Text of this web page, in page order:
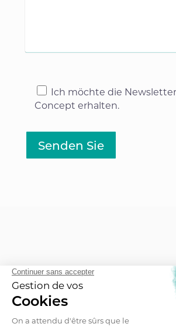
Ich möchte die Newsletter
Concept erhalten.
Senden Sie